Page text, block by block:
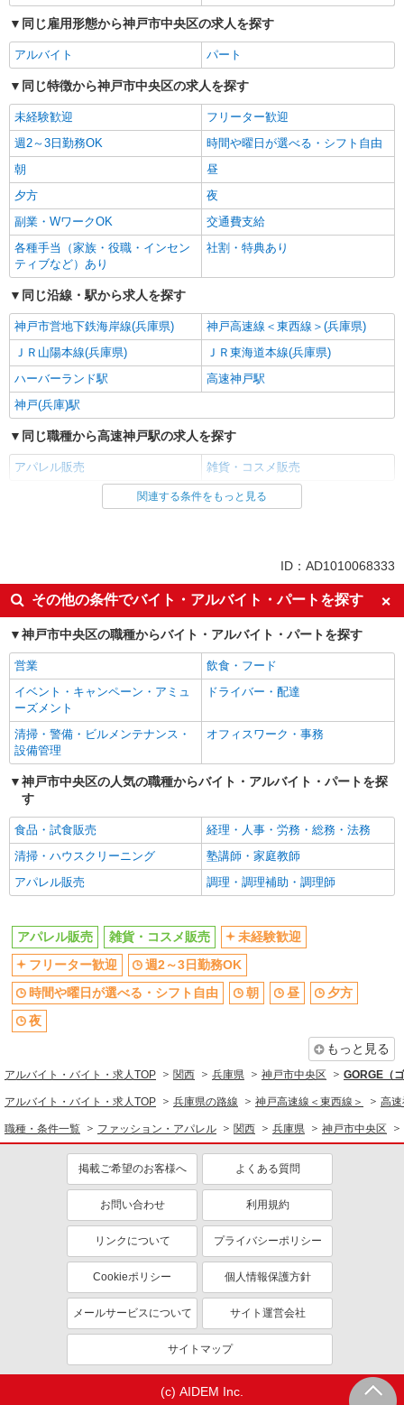
同じ雇用形態から神戸市中央区の求人を探す
アルバイト パート
同じ特徴から神戸市中央区の求人を探す
未経験歓迎
フリーター歓迎
週2～3日勤務OK
時間や曜日が選べる・シフト自由
朝
昼
夕方
夜
副業・WワークOK
交通費支給
各種手当（家族・役職・インセン
ティブなど）あり
社割・特典あり
同じ沿線・駅から求人を探す
神戸市営地下鉄海岸線(兵庫県)
神戸高速線＜東西線＞(兵庫県)
ＪＲ山陽本線(兵庫県)
ＪＲ東海道本線(兵庫県)
ハーバーランド駅
高速神戸駅
神戸(兵庫)駅
同じ職種から高速神戸駅の求人を探す
アパレル販売 雑貨・コスメ販売
同じ雇用形態から高速神戸駅の求人を探す
未経験歓迎
フリーター歓迎
週2～3日勤務OK
時間や曜日が選べる・シフト自由
朝
昼
夕方
夜
副業・WワークOK
交通費支給
各種手当（家族・役職・インセン
ティブなど）あり
社割・特典あり
アパレル販売
雑貨・コスメ販売
同じ特徴から求人を探す
未経験歓迎
週2～3日勤務OK
関連する条件をもっと見る
ID：AD1010068333
その他の条件でバイト・アルバイト・パートを探す
神戸市中央区の職種からバイト・アルバイト・パートを探す
営業
飲食・フード
イベント・キャンペーン・アミュ
ーズメント
ドライバー・配達
清掃・警備・ビルメンテナンス・
設備管理
オフィスワーク・事務
神戸市中央区の人気の職種からバイト・アルバイト・パートを探
す
食品・試食販売
経理・人事・労務・総務・法務
清掃・ハウスクリーニング
塾講師・家庭教師
アパレル販売
調理・調理補助・調理師
アパレル販売 雑貨・コスメ販売
未経験歓迎
フリーター歓迎
週2～3日勤務OK
時間や曜日が選べる・シフト自由
朝 昼
夕方
夜
もっと見る
アルバイト・バイト・求人TOP 関西 兵庫県 神戸市中央区 GORGE（
アルバイト・バイト・求人TOP 兵庫県の路線 神戸高速線＜東西線＞ 高
職種・条件一覧 ファッション・アパレル 関西 兵庫県 神戸市中央区
掲載ご希望のお客様へ よくある質問
お問い合わせ 利用規約
リンクについて プライバシーポリシー
Cookieポリシー 個人情報保護方針
メールサービスについて サイト運営会社
サイトマップ
(c) AIDEM Inc.